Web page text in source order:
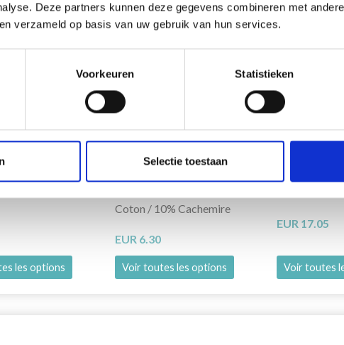
Deze partners kunnen deze gegevens combineren met
verzameld op basis van uw gebruik van hun services.
Voorkeuren Statistieken
Selectie toestaan
MERINO
les options
LANA GROSSA SOFFIO
Coton / 10% Cachemire
EUR 6.30
Voir toutes les options
LANA
EUR 17.05
Voir toutes